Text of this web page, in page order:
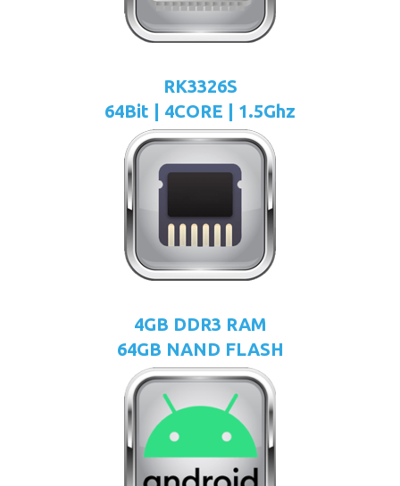
RK3326S
64Bit | 4CORE | 1.5Ghz
4GB DDR3 RAM
64GB NAND FLASH